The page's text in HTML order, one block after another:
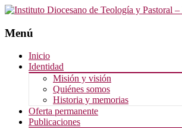
Menú
Saltar
contenido
Inicio
Identidad
Misión y visión
Quiénes somos
Historia y memorias
Oferta permanente
Publicaciones